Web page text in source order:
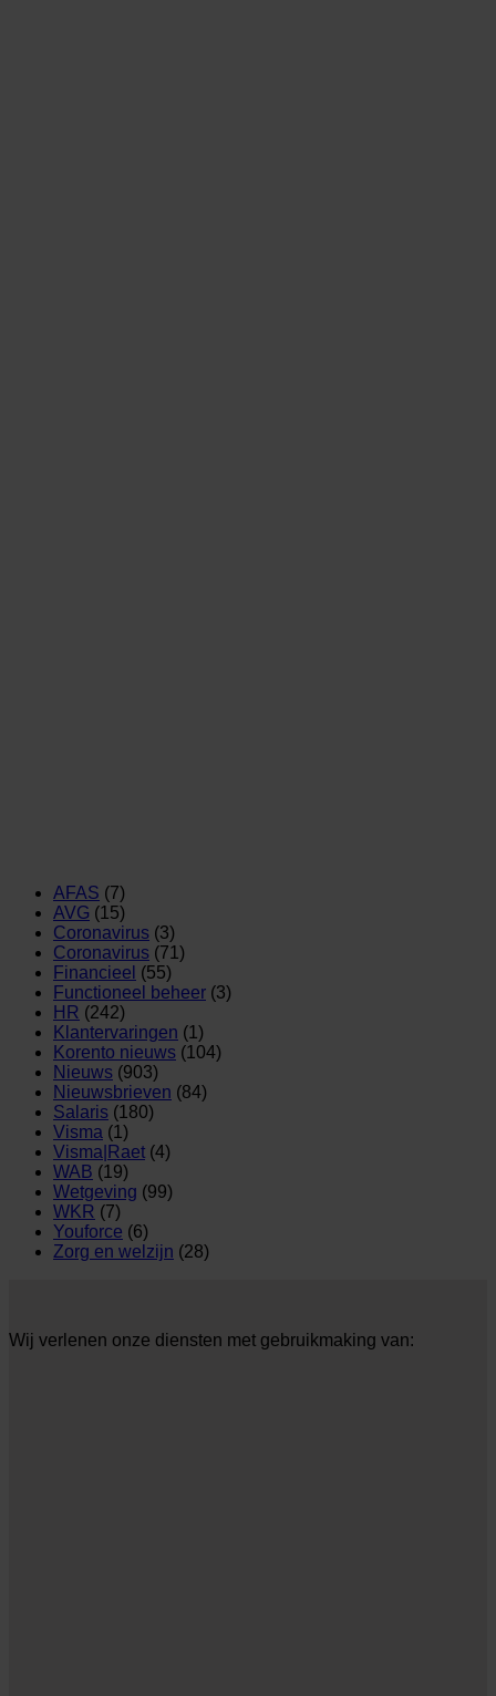
AFAS (7)
AVG (15)
Coronavirus (3)
Coronavirus (71)
Financieel (55)
Functioneel beheer (3)
HR (242)
Klantervaringen (1)
Korento nieuws (104)
Nieuws (903)
Nieuwsbrieven (84)
Salaris (180)
Visma (1)
Visma|Raet (4)
WAB (19)
Wetgeving (99)
WKR (7)
Youforce (6)
Zorg en welzijn (28)
Wij verlenen onze diensten met gebruikmaking van: